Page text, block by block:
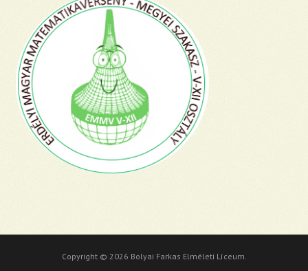
Copyright © 2026 Bolyai Farkas Elméleti Líceum.